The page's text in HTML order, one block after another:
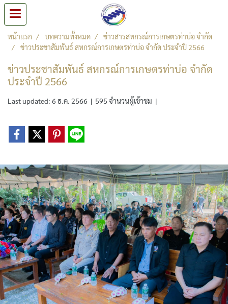
หน้าแรก บทความทั้งหมด
ข่าวสารสหกรณ์การเกษตรท่าบ่อ จำกัด
ข่าวประชาสัมพันธ์ สหกรณ์การเกษตรท่าบ่อ จำกัด ประจำปี 2566
ข่าวประชาสัมพันธ์ สหกรณ์การเกษตรท่าบ่อ จำกัด
ประจำปี 2566
Last updated: 6 ธ.ค. 2566 | 595 จำนวนผู้เข้าชม |